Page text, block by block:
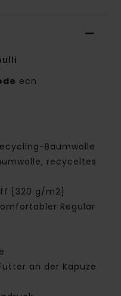
ecn
Baumwolle
recyceltes
[320 g/m2]
Regular
an der Kapuze